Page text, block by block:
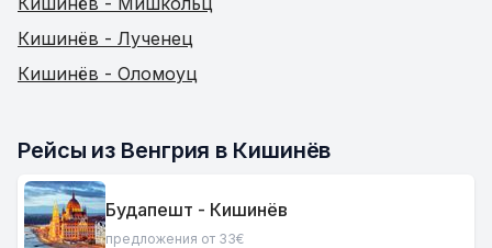
Кишинёв - Лученец
Кишинёв - Оломоуц
Рейсы из Венгрия в Кишинёв
Будапешт - Кишинёв
предложения от 33€